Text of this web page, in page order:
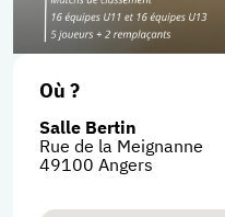
Où ?
Salle Bertin
Rue de la Meignanne
49100 Angers